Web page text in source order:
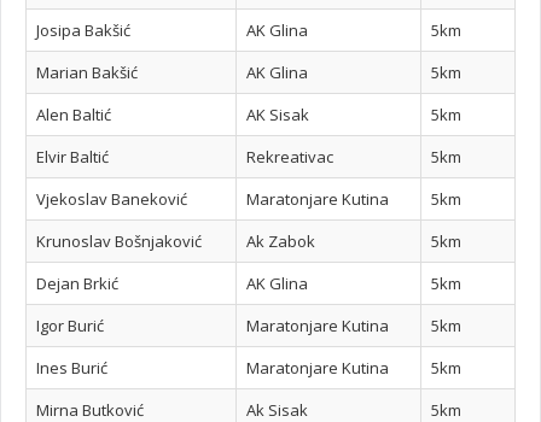
Josipa Bakšić
AK Glina
5km
Marian Bakšić
AK Glina
5km
Alen Baltić
AK Sisak
5km
Elvir Baltić
Rekreativac
5km
Vjekoslav Baneković
Maratonjare Kutina
5km
Krunoslav Bošnjaković
Ak Zabok
5km
Dejan Brkić
AK Glina
5km
Igor Burić
Maratonjare Kutina
5km
Ines Burić
Maratonjare Kutina
5km
Mirna Butković
Ak Sisak
5km